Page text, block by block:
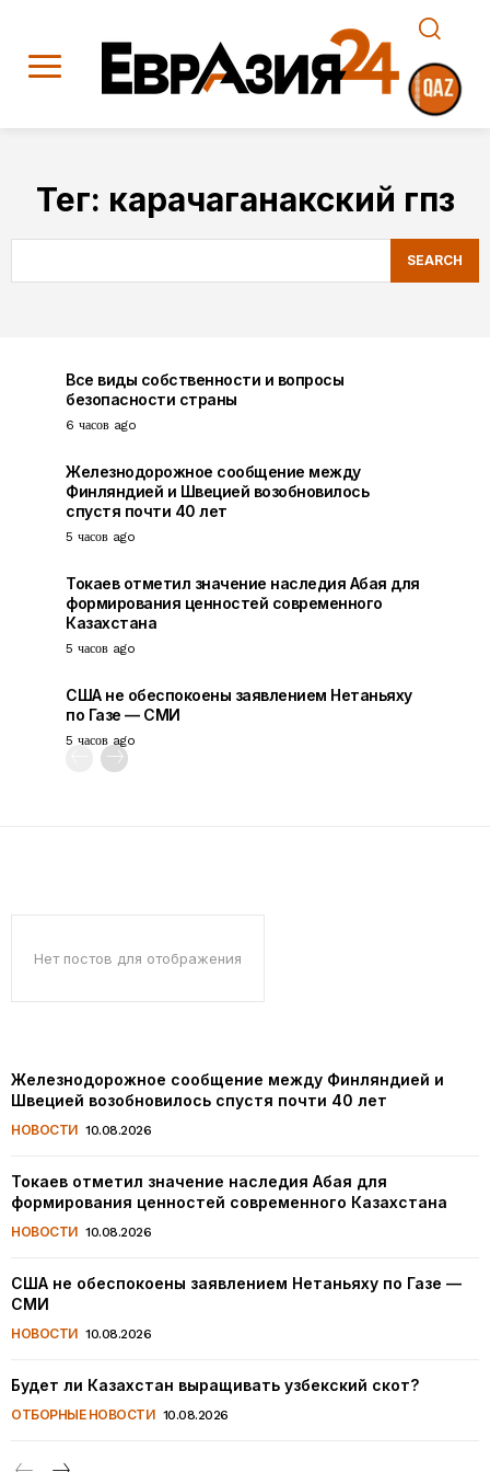
Тег: карачаганакский гпз
SEARCH
Все виды собственности и вопросы
безопасности страны
6 часов ago
Железнодорожное сообщение между
Финляндией и Швецией возобновилось
спустя почти 40 лет
5 часов ago
Токаев отметил значение наследия Абая для
формирования ценностей современного
Казахстана
5 часов ago
США не обеспокоены заявлением Нетаньяху
по Газе — СМИ
5 часов ago
Нет постов для отображения
Железнодорожное сообщение между Финляндией и
Швецией возобновилось спустя почти 40 лет
НОВОСТИ 10.08.2026
Токаев отметил значение наследия Абая для
формирования ценностей современного Казахстана
НОВОСТИ 10.08.2026
США не обеспокоены заявлением Нетаньяху по Газе —
СМИ
НОВОСТИ 10.08.2026
Будет ли Казахстан выращивать узбекский скот?
ОТБОРНЫЕ НОВОСТИ 10.08.2026